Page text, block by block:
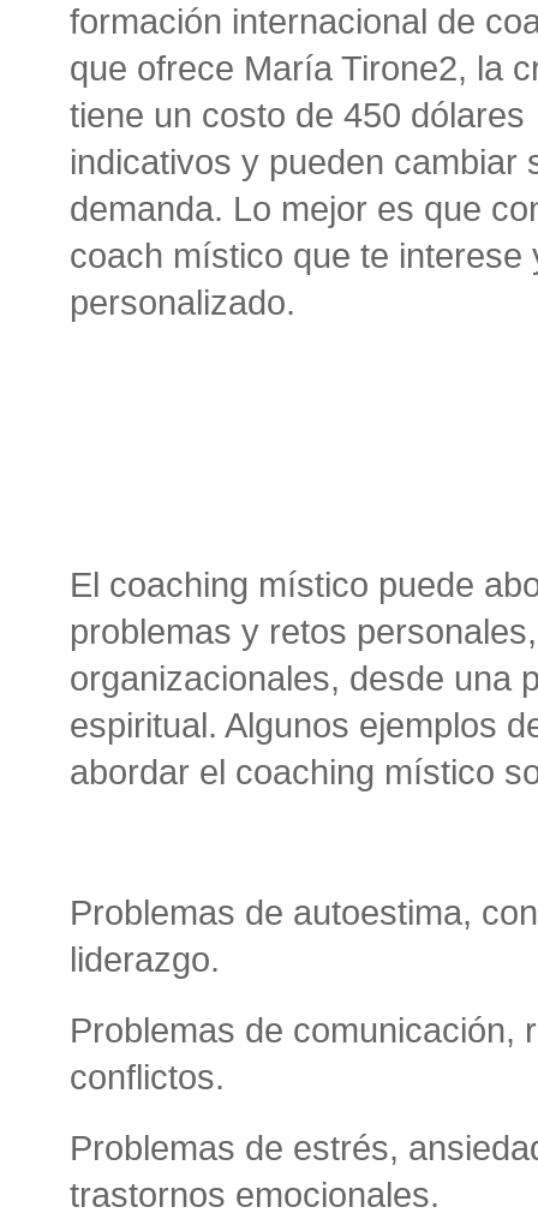
formación internacional de
que ofrece María Tirone2, la
tiene un costo de 450
indicativos y pueden cambiar
demanda. Lo mejor es que
coach místico que te
personalizado.
El coaching místico puede
problemas y retos
organizacionales, desde una
espiritual. Algunos ejemplos
abordar el coaching místico
Problemas de autoestima,
liderazgo.
Problemas de comunicación,
conflictos.
Problemas de estrés,
trastornos emocionales.